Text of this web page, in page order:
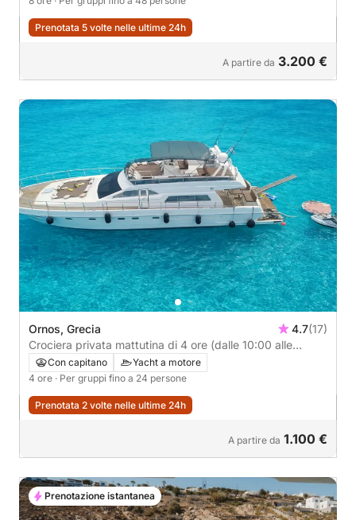
Prenotata 5 volte nelle ultime 24h
A partire da 3.200 €
Ornos, Grecia 4.7(17)
Crociera privata mattutina di 4 ore (dalle 10:00 alle
14:00)Con capitano
Yacht a motore
4 ore · Per gruppi fino a 24 persone
Prenotata 2 volte nelle ultime 24h
A partire da 1.100 €
Prenotazione istantanea